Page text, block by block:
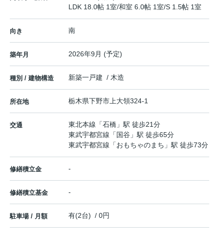
LDK 18.0帖 1室/和室 6.0帖 1室/S 1.5帖 1室
向き 南
築年月 2026年9月 (予定)
種別 / 建物構造 新築一戸建 / 木造
所在地 栃木県下野市 上大領324-1
交通 東北本線 「石橋 」駅 徒歩21分
東武宇都宮線 「 国谷 」駅 徒歩65分
東武宇都宮線 「おもちゃのまち 」駅 徒歩73分
修繕積立金 -
修繕積立基金 -
駐車場 / 月額 有(2台) / 0円